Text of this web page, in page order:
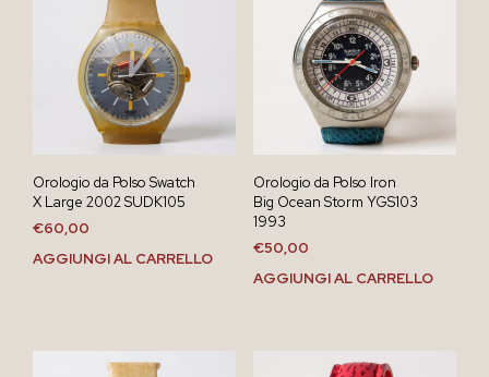
Orologio da Polso Swatch
X Large 2002 SUDK105
€60,00
AGGIUNGI AL CARRELLO
Orologio da Polso Iron
Big Ocean Storm YGS103
1993
€50,00
AGGIUNGI AL CARRELLO